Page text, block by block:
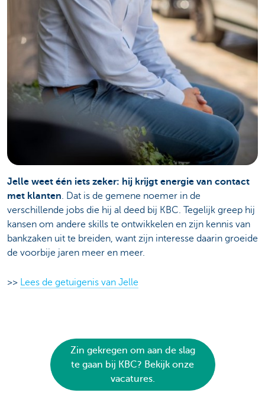
Jelle weet één iets zeker: hij krijgt energie van contact
met klanten. Dat is de gemene noemer in de
verschillende jobs die hij al deed bij KBC. Tegelijk greep hij
kansen om andere skills te ontwikkelen en zijn kennis van
bankzaken uit te breiden, want zijn interesse daarin groeide
de voorbije jaren meer en meer.
>> Lees de getuigenis van Jelle
Zin gekregen om aan de slag
te gaan bij KBC? Bekijk onze
vacatures.